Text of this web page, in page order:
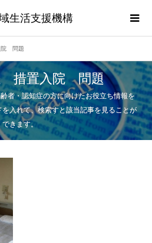
生活支援機構
院 問題
措置入院 問題
者・認知症の方に向けたお役立ち情報を
入れて、検索すと該当記事を見ることが
できます。